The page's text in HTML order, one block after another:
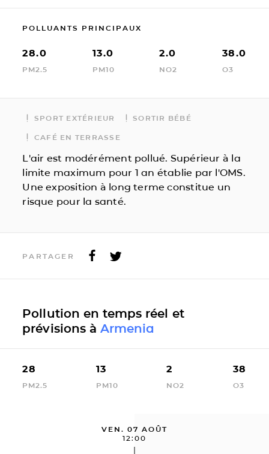
POLLUANTS PRINCIPAUX
28.0
PM2.5
13.0
PM10
2.0
NO2
38.0
O3
SPORT EXTÉRIEUR SORTIR BÉBÉ
CAFÉ EN TERRASSE
L'air est modérément pollué. Supérieur à la
limite maximum pour 1 an établie par l'OMS.
Une exposition à long terme constitue un
risque pour la santé.
PARTAGER
Pollution en temps réel et
prévisions à Armenia
28
PM2.5
13
PM10
2
NO2
38
O3
VEN. 07 AOÛT
12:00